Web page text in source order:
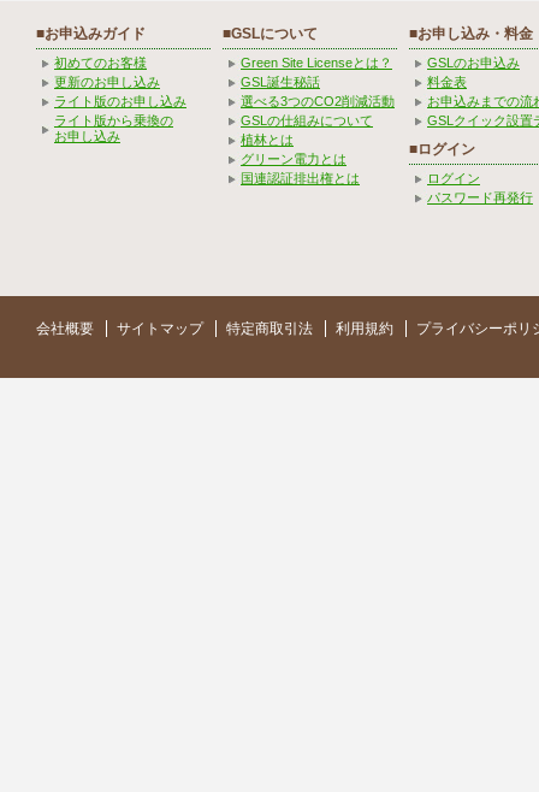
■お申込みガイド
初めてのお客様
更新のお申し込み
ライト版のお申し込み
ライト版から乗換の
お申し込み
■GSLについて
Green Site Licenseとは？
GSL誕生秘話
選べる3つのCO2削減活動
GSLの仕組みについて
植林とは
グリーン電力とは
国連認証排出権とは
■お申し込み・料金
GSLのお申込み
料金表
お申込みまでの流
GSLクイック設置
■ログイン
ログイン
パスワード再発行
会社概要 サイトマップ 特定商取引法 利用規約 プライバシーポリ